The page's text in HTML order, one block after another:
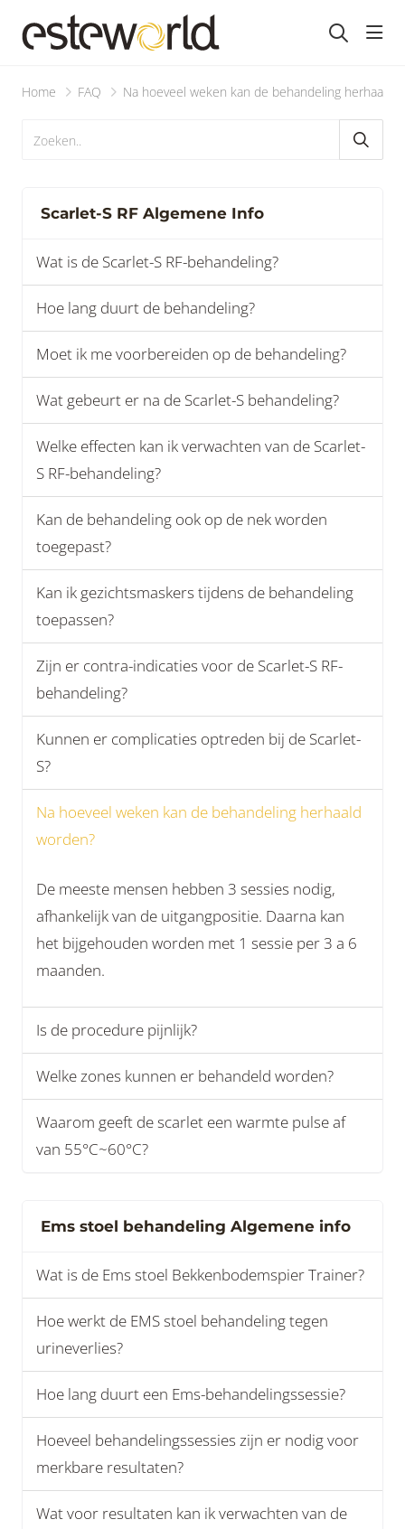
Home FAQ Na hoeveel weken kan de behandeling herhaald
Scarlet-S RF Algemene Info
Wat is de Scarlet-S RF-behandeling?
Hoe lang duurt de behandeling?
Moet ik me voorbereiden op de behandeling?
Wat gebeurt er na de Scarlet-S behandeling?
Welke effecten kan ik verwachten van de Scarlet-
S RF-behandeling?
Kan de behandeling ook op de nek worden
toegepast?
Kan ik gezichtsmaskers tijdens de behandeling
toepassen?
Zijn er contra-indicaties voor de Scarlet-S RF-
behandeling?
Kunnen er complicaties optreden bij de Scarlet-
S?
Na hoeveel weken kan de behandeling herhaald
worden?
De meeste mensen hebben 3 sessies nodig,
afhankelijk van de uitgangpositie. Daarna kan
het bijgehouden worden met 1 sessie per 3 a 6
maanden.
Is de procedure pijnlijk?
Welke zones kunnen er behandeld worden?
Waarom geeft de scarlet een warmte pulse af
van 55°C~60°C?
Ems stoel behandeling Algemene info
Wat is de Ems stoel Bekkenbodemspier Trainer?
Hoe werkt de EMS stoel behandeling tegen
urineverlies?
Hoe lang duurt een Ems-behandelingssessie?
Hoeveel behandelingssessies zijn er nodig voor
merkbare resultaten?
Wat voor resultaten kan ik verwachten van de